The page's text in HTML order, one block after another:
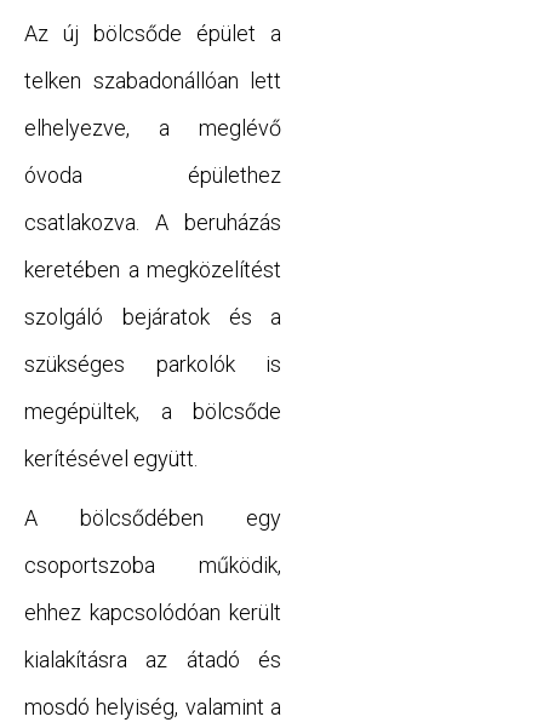
Az új bölcsőde épület a
telken szabadonállóan lett
elhelyezve, a meglévő
óvoda épülethez
csatlakozva. A beruházás
keretében a megközelítést
szolgáló bejáratok és a
szükséges parkolók is
megépültek, a bölcsőde
kerítésével együtt.
A bölcsődében egy
csoportszoba működik,
ehhez kapcsolódóan került
kialakításra az átadó és
mosdó helyiség, valamint a